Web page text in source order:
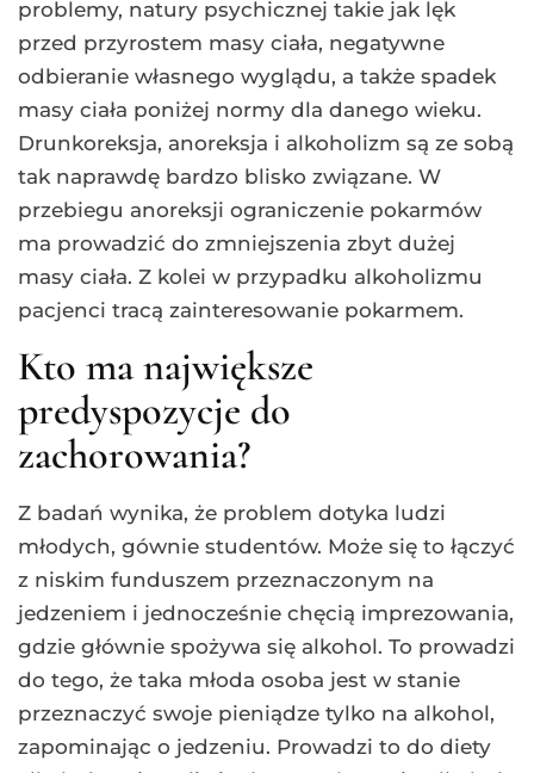
problemy, natury psychicznej takie jak lęk
przed przyrostem masy ciała, negatywne
odbieranie własnego wyglądu, a także spadek
masy ciała poniżej normy dla danego wieku.
Drunkoreksja, anoreksja i alkoholizm są ze sobą
tak naprawdę bardzo blisko związane. W
przebiegu anoreksji ograniczenie pokarmów
ma prowadzić do zmniejszenia zbyt dużej
masy ciała. Z kolei w przypadku alkoholizmu
pacjenci tracą zainteresowanie pokarmem.
Kto ma największe
predyspozycje do
zachorowania?
Z badań wynika, że problem dotyka ludzi
młodych, gównie studentów. Może się to łączyć
z niskim funduszem przeznaczonym na
jedzeniem i jednocześnie chęcią imprezowania,
gdzie głównie spożywa się alkohol. To prowadzi
do tego, że taka młoda osoba jest w stanie
przeznaczyć swoje pieniądze tylko na alkohol,
zapominając o jedzeniu. Prowadzi to do diety